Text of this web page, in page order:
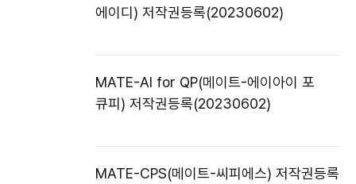
에이디) 저작권등록(20230602)
MATE-AI for QP(메이트-에이아이 포
큐피) 저작권등록(20230602)
MATE-CPS(메이트-씨피에스) 저작권등록